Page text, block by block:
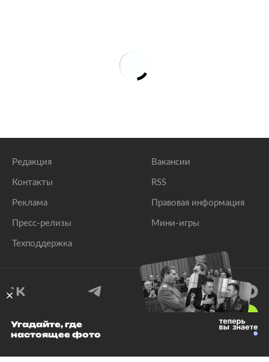
Редакция
Контакты
Реклама
Пресс-релизы
Техподдержка
Вакансии
RSS
Правовая информация
Мини-игры
© 1999–2026 Все права защищены.
Угадайте, где
настоящее фото